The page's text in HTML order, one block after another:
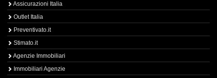
Assicurazioni Italia
Outlet Italia
Preventivato.it
Stimato.it
Agenzie Immobiliari
Immobiliari Agenzie